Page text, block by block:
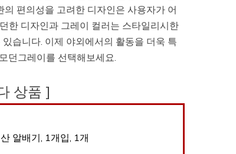
편의성을 고려한 디자인은 사용자가 어
한 디자인과 그레이 컬러는 스타일리시한
습니다. 이제 야외에서의 활동을 더욱 특
던그레이를 선택해보세요.
상품 ]
알배기, 1개입, 1개